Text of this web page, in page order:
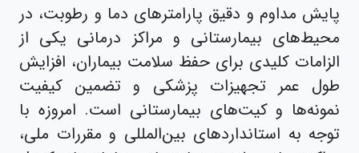
پایش مداوم و دقیق پارامترهای دما و رطوبت، در
محیط‌های بیمارستانی و مراکز درمانی یکی از
الزامات کلیدی برای حفظ سلامت بیماران، افزایش
طول عمر تجهیزات پزشکی و تضمین کیفیت
نمونه‌ها و کیت‌های بیمارستانی است. امروزه با
توجه به استانداردهای بین‌المللی و مقررات ملی،